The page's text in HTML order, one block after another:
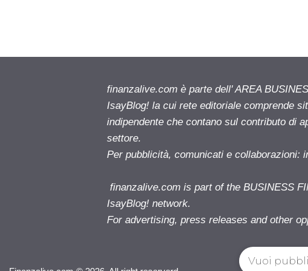
finanzalive.com è parte dell' AREA
IsayBlog! la cui rete editoriale comprende
indipendente che contano sul contributo di
settore.
Per pubblicità, comunicati e collaborazioni:
finanzalive.com is part of the BUSINESS
IsayBlog! network.
For advertising, press releases and other
Vuoi